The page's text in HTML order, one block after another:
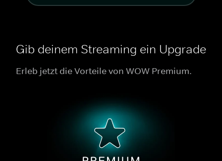
Gib deinem Streaming ein Upgrade
Erleb jetzt die Vorteile von WOW Premium.